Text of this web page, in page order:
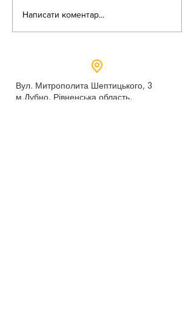
Написати коментар...
Вул. Митрополита Шептицького, 3
м.Дубно, Рівненська область,